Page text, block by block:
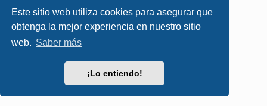
Este sitio web utiliza cookies para asegurar que
obtenga la mejor experiencia en nuestro sitio
web. Saber más
¡Lo entiendo!